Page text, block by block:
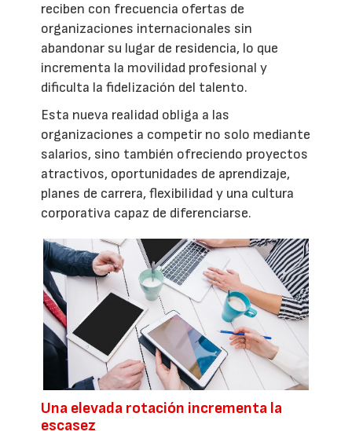
reciben con frecuencia ofertas de
organizaciones internacionales sin
abandonar su lugar de residencia, lo que
incrementa la movilidad profesional y
dificulta la fidelización del talento.
Esta nueva realidad obliga a las
organizaciones a competir no solo mediante
salarios, sino también ofreciendo proyectos
atractivos, oportunidades de aprendizaje,
planes de carrera, flexibilidad y una cultura
corporativa capaz de diferenciarse.
Una elevada rotación incrementa la
escasez